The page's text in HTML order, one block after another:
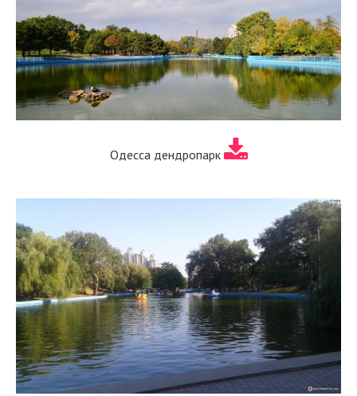
Одесса дендропарк